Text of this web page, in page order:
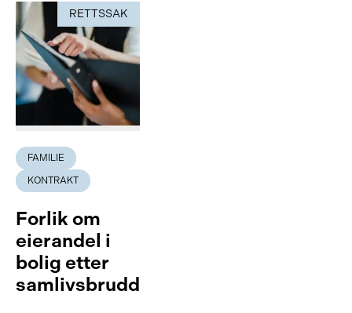
RETTSSAK
FAMILIE
KONTRAKT
Forlik om
eierandel i
bolig etter
samlivsbrudd